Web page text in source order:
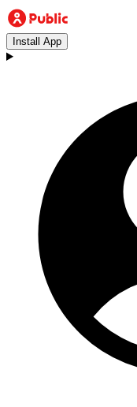
Install App